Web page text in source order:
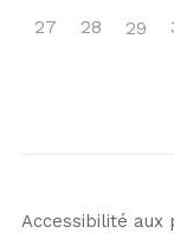
27 28 29
Accessibilité aux